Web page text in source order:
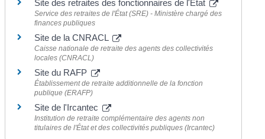
Site des retraites des fonctionnaires de l'État
Service des retraites de l'État (SRE) - Ministère chargé des
finances publiques
Site de la CNRACL
Caisse nationale de retraite des agents des collectivités
locales (CNRACL)
Site du RAFP
Établissement de retraite additionnelle de la fonction
publique (ERAFP)
Site de l'Ircantec
Institution de retraite complémentaire des agents non
titulaires de l'État et des collectivités publiques (Ircantec)